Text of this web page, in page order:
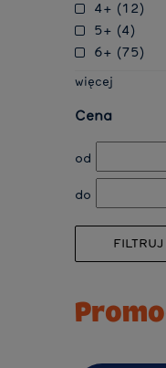
4+ (12)
5+ (4)
6+ (75)
więcej
Cena
od
do
FILTRUJ